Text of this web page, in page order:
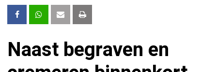
Naast begraven en